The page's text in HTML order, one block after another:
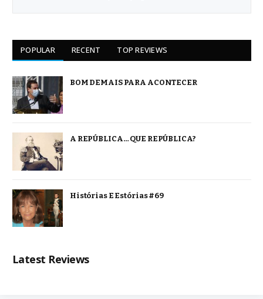
POPULAR RECENT TOP REVIEWS
BOM DEMAIS PARA ACONTECER
A REPÚBLICA… QUE REPÚBLICA?
Histórias E Estórias #69
Latest Reviews